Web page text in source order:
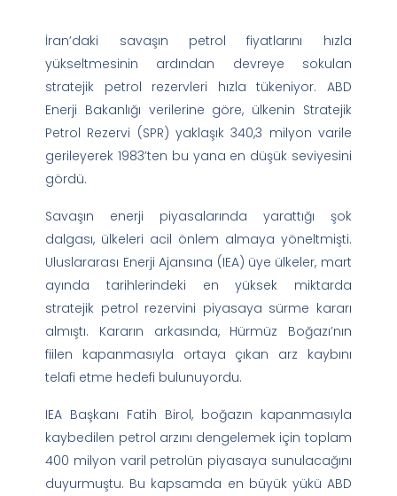
İran’daki savaşın petrol fiyatlarını hızla
yükseltmesinin ardından devreye sokulan
stratejik petrol rezervleri hızla tükeniyor. ABD
Enerji Bakanlığı verilerine göre, ülkenin Stratejik
Petrol Rezervi (SPR) yaklaşık 340,3 milyon varile
gerileyerek 1983’ten bu yana en düşük seviyesini
gördü.
Savaşın enerji piyasalarında yarattığı şok
dalgası, ülkeleri acil önlem almaya yöneltmişti.
Uluslararası Enerji Ajansına (IEA) üye ülkeler, mart
ayında tarihlerindeki en yüksek miktarda
stratejik petrol rezervini piyasaya sürme kararı
almıştı. Kararın arkasında, Hürmüz Boğazı’nın
fiilen kapanmasıyla ortaya çıkan arz kaybını
telafi etme hedefi bulunuyordu.
IEA Başkanı Fatih Birol, boğazın kapanmasıyla
kaybedilen petrol arzını dengelemek için toplam
400 milyon varil petrolün piyasaya sunulacağını
duyurmuştu. Bu kapsamda en büyük yükü ABD